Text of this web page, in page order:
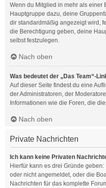
Wenn du Mitglied in mehr als einer
Hauptgruppe dazu, deine
dir standardmäßig angezeigt wird,
die Berechtigung geben, deine
selbst festzulegen.
Nach oben
Was bedeutet der „Das Team“-
Auf dieser Seite findest du eine
der Administratoren, der
Informationen wie die Foren, die
Nach oben
Private Nachrichten
Ich kann keine Privaten
Hierfür kann es drei Gründe
oder nicht angemeldet, oder die
Nachrichten für das komplette